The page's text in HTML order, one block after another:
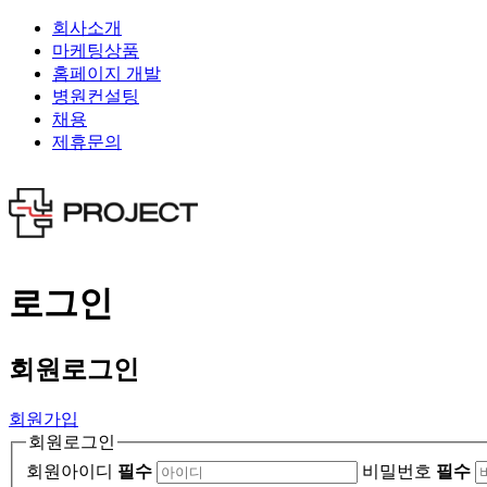
회사소개
마케팅상품
홈페이지 개발
병원컨설팅
채용
제휴문의
로그인
회원 로그인
회원가입
회원로그인
회원아이디 필수 비밀번호 필수